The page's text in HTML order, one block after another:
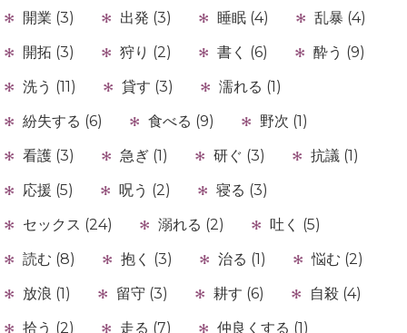
開業 (3)
出発 (3) 睡眠 (4)
乱暴 (4)
開拓 (3)
狩り (2) 書く (6)
酔う (9)
洗う (11)
貸す (3)
濡れる (1)
紛失する (6)
食べる (9)
野次 (1)
看護 (3)
急ぎ (1) 研ぐ (3)
抗議 (1)
応援 (5)
呪う (2)
寝る (3)
セックス (24)
溺れる (2)
吐く (5)
読む (8)
抱く (3) 治る (1)
悩む (2)
放浪 (1)
留守 (3) 耕す (6)
自殺 (4)
拾う (2)
走る (7)
仲良くする (1)